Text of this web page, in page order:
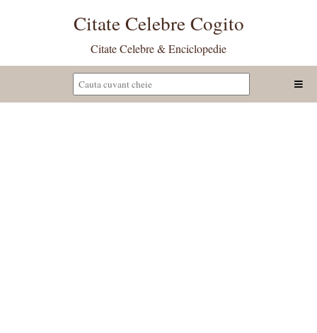
Citate Celebre Cogito
Citate Celebre & Enciclopedie